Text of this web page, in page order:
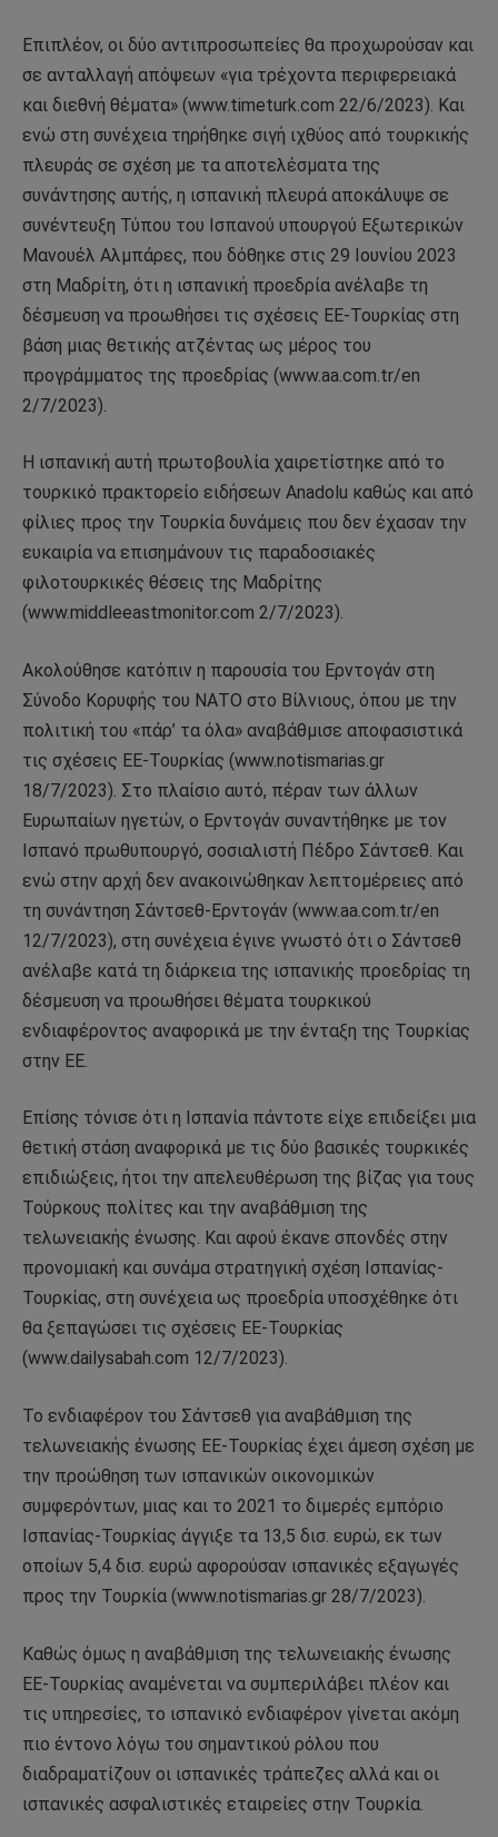
Επιπλέον, οι δύο αντιπροσωπείες θα προχωρούσαν και
σε ανταλλαγή απόψεων «για τρέχοντα περιφερειακά
και διεθνή θέματα» (www.timeturk.com 22/6/2023). Και
ενώ στη συνέχεια τηρήθηκε σιγή ιχθύος από τουρκικής
πλευράς σε σχέση με τα αποτελέσματα της
συνάντησης αυτής, η ισπανική πλευρά αποκάλυψε σε
συνέντευξη Τύπου του Ισπανού υπουργού Εξωτερικών
Μανουέλ Αλμπάρες, που δόθηκε στις 29 Ιουνίου 2023
στη Μαδρίτη, ότι η ισπανική προεδρία ανέλαβε τη
δέσμευση να προωθήσει τις σχέσεις ΕΕ-Τουρκίας στη
βάση μιας θετικής ατζέντας ως μέρος του
προγράμματος της προεδρίας (www.aa.com.tr/en
2/7/2023).
Η ισπανική αυτή πρωτοβουλία χαιρετίστηκε από το
τουρκικό πρακτορείο ειδήσεων Anadolu καθώς και από
φίλιες προς την Τουρκία δυνάμεις που δεν έχασαν την
ευκαιρία να επισημάνουν τις παραδοσιακές
φιλοτουρκικές θέσεις της Μαδρίτης
(www.middleeastmonitor.com 2/7/2023).
Ακολούθησε κατόπιν η παρουσία του Ερντογάν στη
Σύνοδο Κορυφής του ΝΑΤΟ στο Βίλνιους, όπου με την
πολιτική του «πάρ’ τα όλα» αναβάθμισε αποφασιστικά
τις σχέσεις ΕΕ-Τουρκίας (www.notismarias.gr
18/7/2023). Στο πλαίσιο αυτό, πέραν των άλλων
Ευρωπαίων ηγετών, ο Ερντογάν συναντήθηκε με τον
Ισπανό πρωθυπουργό, σοσιαλιστή Πέδρο Σάντσεθ. Και
ενώ στην αρχή δεν ανακοινώθηκαν λεπτομέρειες από
τη συνάντηση Σάντσεθ-Ερντογάν (www.aa.com.tr/en
12/7/2023), στη συνέχεια έγινε γνωστό ότι ο Σάντσεθ
ανέλαβε κατά τη διάρκεια της ισπανικής προεδρίας τη
δέσμευση να προωθήσει θέματα τουρκικού
ενδιαφέροντος αναφορικά με την ένταξη της Τουρκίας
στην ΕΕ.
Επίσης τόνισε ότι η Ισπανία πάντοτε είχε επιδείξει μια
θετική στάση αναφορικά με τις δύο βασικές τουρκικές
επιδιώξεις, ήτοι την απελευθέρωση της βίζας για τους
Τούρκους πολίτες και την αναβάθμιση της
τελωνειακής ένωσης. Και αφού έκανε σπονδές στην
προνομιακή και συνάμα στρατηγική σχέση Ισπανίας-
Τουρκίας, στη συνέχεια ως προεδρία υποσχέθηκε ότι
θα ξεπαγώσει τις σχέσεις ΕΕ-Τουρκίας
(www.dailysabah.com 12/7/2023).
Το ενδιαφέρον του Σάντσεθ για αναβάθμιση της
τελωνειακής ένωσης ΕΕ-Τουρκίας έχει άμεση σχέση με
την προώθηση των ισπανικών οικονομικών
συμφερόντων, μιας και το 2021 το διμερές εμπόριο
Ισπανίας-Τουρκίας άγγιξε τα 13,5 δισ. ευρώ, εκ των
οποίων 5,4 δισ. ευρώ αφορούσαν ισπανικές εξαγωγές
προς την Τουρκία (www.notismarias.gr 28/7/2023).
Καθώς όμως η αναβάθμιση της τελωνειακής ένωσης
ΕΕ-Τουρκίας αναμένεται να συμπεριλάβει πλέον και
τις υπηρεσίες, το ισπανικό ενδιαφέρον γίνεται ακόμη
πιο έντονο λόγω του σημαντικού ρόλου που
διαδραματίζουν οι ισπανικές τράπεζες αλλά και οι
ισπανικές ασφαλιστικές εταιρείες στην Τουρκία.